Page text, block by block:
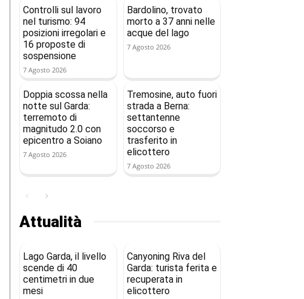
Controlli sul lavoro
nel turismo: 94
posizioni irregolari e
16 proposte di
sospensione
7 Agosto 2026
Bardolino, trovato
morto a 37 anni nelle
acque del lago
7 Agosto 2026
Doppia scossa nella
notte sul Garda:
terremoto di
magnitudo 2.0 con
epicentro a Soiano
7 Agosto 2026
Tremosine, auto fuori
strada a Berna:
settantenne
soccorso e
trasferito in
elicottero
7 Agosto 2026
Attualità
Lago Garda, il livello
scende di 40
centimetri in due
mesi
Canyoning Riva del
Garda: turista ferita e
recuperata in
elicottero